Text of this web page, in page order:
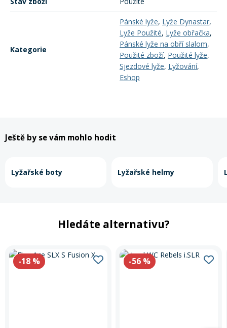
Kategorie
Pánské lyže, Lyže Dynastar,
Lyže Použité, Lyže obřačka,
Pánské lyže na obří slalom,
Použité zboží, Použité lyže,
Sjezdové lyže, Lyžování,
Eshop
Ještě by se vám mohlo hodit
Lyžařské boty Lyžařské helmy
Hledáte alternativu?
-18 % -56 %